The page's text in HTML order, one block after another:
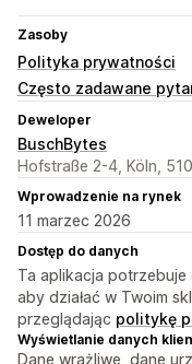
Zasoby
Polityka prywatności
Często zadawane
Deweloper
BuschBytes
Hofstraße 2-4, Köln,
Wprowadzenie na rynek
11 marzec 2026
Dostęp do danych
Ta aplikacja
aby działać w Twoim
przeglądając politykę
Wyświetlanie danych
Dane wrażliwe, dane